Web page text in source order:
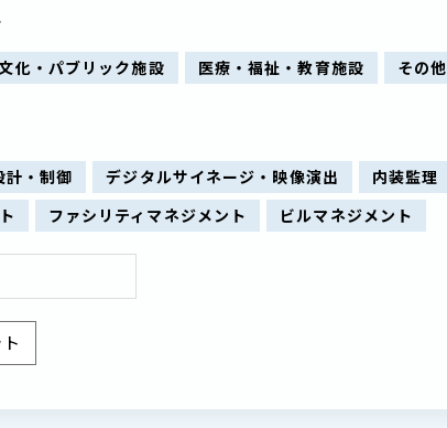
化・パブリック施設 医療・福祉・教育施設 その他
計・制御 デジタルサイネージ・映像演出
内装監理
ファシリティマネジメント ビルマネジメント